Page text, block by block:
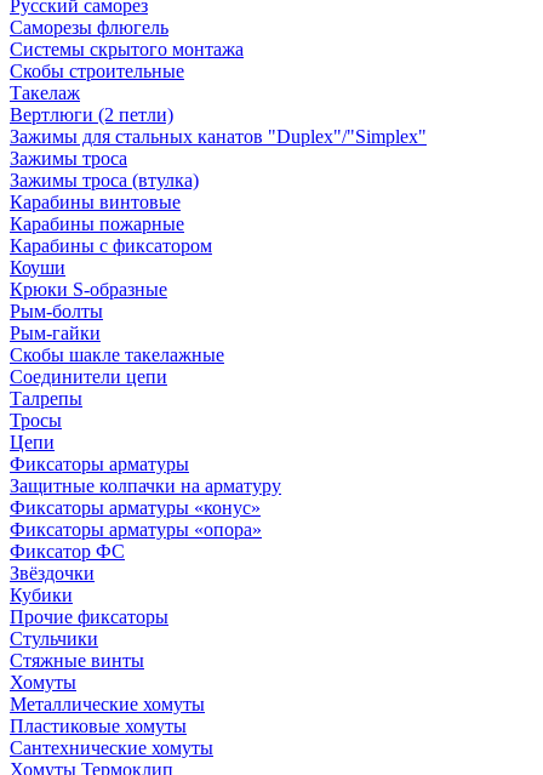
Русский саморез
Саморезы флюгель
Системы скрытого монтажа
Скобы строительные
Такелаж
Вертлюги (2 петли)
Зажимы для стальных канатов "Duplex"/"Simplex"
Зажимы троса
Зажимы троса (втулка)
Карабины винтовые
Карабины пожарные
Карабины с фиксатором
Коуши
Крюки S-образные
Рым-болты
Рым-гайки
Скобы шакле такелажные
Соединители цепи
Талрепы
Тросы
Цепи
Фиксаторы арматуры
Защитные колпачки на арматуру
Фиксаторы арматуры «конус»
Фиксаторы арматуры «опора»
Фиксатор ФС
Звёздочки
Кубики
Прочие фиксаторы
Стульчики
Стяжные винты
Хомуты
Металлические хомуты
Пластиковые хомуты
Сантехнические хомуты
Хомуты Термоклип